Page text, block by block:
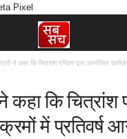
Pixel
ने कहा कि चित्रांश परिवार द्वारा आयोजित
कि चित्रांश
में प्रतिवर्ष